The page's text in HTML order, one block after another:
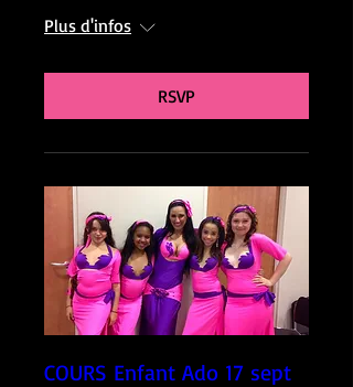
Plus d'infos
RSVP
COURS Enfant Ado 17 sept